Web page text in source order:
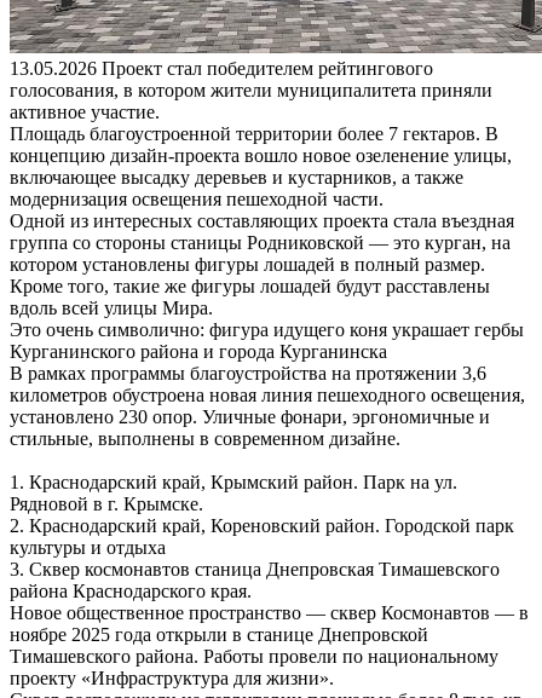
13.05.2026 Проект стал победителем рейтингового
голосования, в котором жители муниципалитета приняли
активное участие.
Площадь благоустроенной территории более 7 гектаров. В
концепцию дизайн-проекта вошло новое озеленение улицы,
включающее высадку деревьев и кустарников, а также
модернизация освещения пешеходной части.
Одной из интересных составляющих проекта стала въездная
группа со стороны станицы Родниковской — это курган, на
котором установлены фигуры лошадей в полный размер.
Кроме того, такие же фигуры лошадей будут расставлены
вдоль всей улицы Мира.
Это очень символично: фигура идущего коня украшает гербы
Курганинского района и города Курганинска
В рамках программы благоустройства на протяжении 3,6
километров обустроена новая линия пешеходного освещения,
установлено 230 опор. Уличные фонари, эргономичные и
стильные, выполнены в современном дизайне.
1. Краснодарский край, Крымский район. Парк на ул.
Рядновой в г. Крымске.
2. Краснодарский край, Кореновский район. Городской парк
культуры и отдыха
3. Сквер космонавтов станица Днепровская Тимашевского
района Краснодарского края.
Новое общественное пространство — сквер Космонавтов — в
ноябре 2025 года открыли в станице Днепровской
Тимашевского района. Работы провели по национальному
проекту «Инфраструктура для жизни».